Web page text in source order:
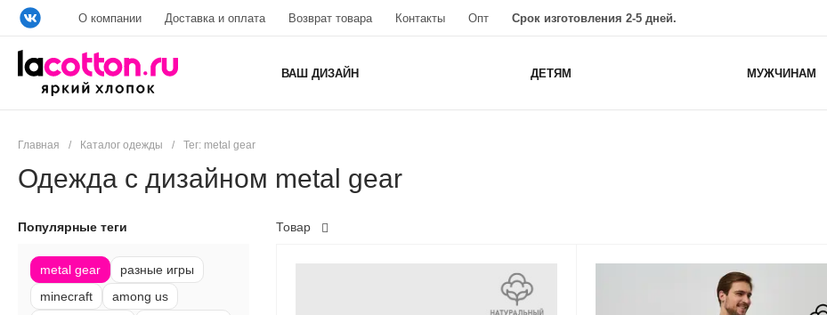
О компании Доставка и оплата Возврат товара Контакты Опт Срок изготовления 2-5 дней.
ВАШ ДИЗАЙН ДЕТЯМ МУЖЧИНАМ
Главная / Каталог одежды / Тег: metal gear
Одежда с дизайном metal gear
Популярные теги
metal gear
разные игры
minecraft
among us
Товар